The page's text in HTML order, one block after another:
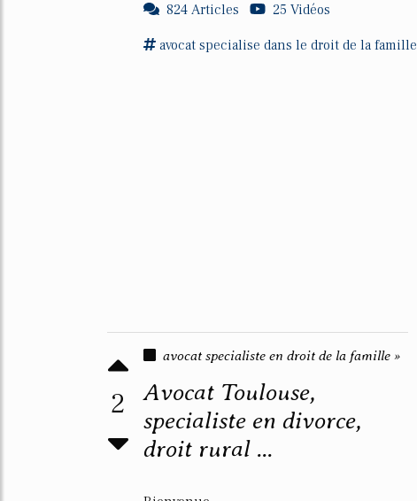
824 Articles
25 Vidéos
avocat specialise dans le droit de la famille
2
avocat specialiste en droit de la famille »
Avocat Toulouse,
specialiste en divorce,
droit rural ...